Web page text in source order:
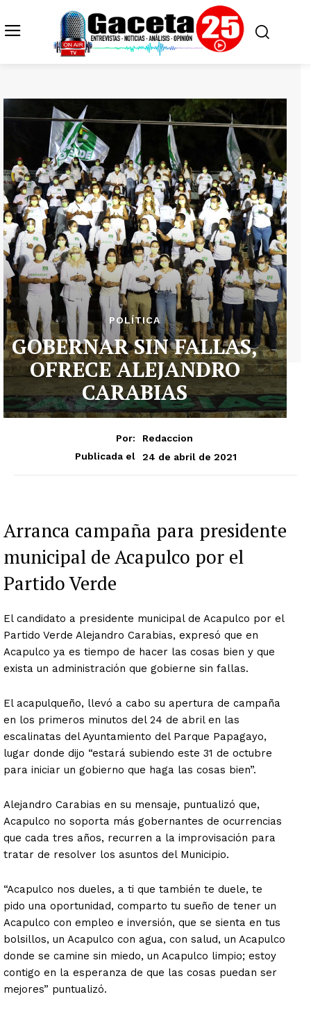
POLÍTICA
GOBERNAR SIN FALLAS,
OFRECE ALEJANDRO
CARABIAS
Por:
Redaccion
Publicada el
24 de abril de 2021
Arranca campaña para presidente
municipal de Acapulco por el
Partido Verde
El candidato a presidente municipal de Acapulco por el
Partido Verde Alejandro Carabias, expresó que en
Acapulco ya es tiempo de hacer las cosas bien y que
exista un administración que gobierne sin fallas.
El acapulqueño, llevó a cabo su apertura de campaña
en los primeros minutos del 24 de abril en las
escalinatas del Ayuntamiento del Parque Papagayo,
lugar donde dijo “estará subiendo este 31 de octubre
para iniciar un gobierno que haga las cosas bien”.
Alejandro Carabias en su mensaje, puntualizó que,
Acapulco no soporta más gobernantes de ocurrencias
que cada tres años, recurren a la improvisación para
tratar de resolver los asuntos del Municipio.
“Acapulco nos dueles, a ti que también te duele, te
pido una oportunidad, comparto tu sueño de tener un
Acapulco con empleo e inversión, que se sienta en tus
bolsillos, un Acapulco con agua, con salud, un Acapulco
donde se camine sin miedo, un Acapulco limpio; estoy
contigo en la esperanza de que las cosas puedan ser
mejores” puntualizó.